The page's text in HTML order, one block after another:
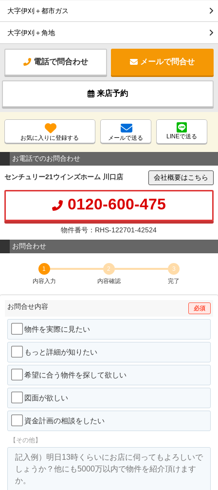
大字伊刈＋都市ガス
大字伊刈＋角地
電話で問合わせ メールで問合せ
来店予約
お気に入りに登録する メールで送る LINEで送る
お電話でのお問合わせ
センチュリー21ウインズホーム 川口店 会社概要はこちら
0120-600-475
物件番号：RHS-122701-42524
お問合わせ
1
内容入力
2
内容確認
3
完了
お問合せ内容 必須
物件を実際に見たい
もっと詳細が知りたい
希望に合う物件を探して欲しい
図面が欲しい
資金計画の相談をしたい
【その他】